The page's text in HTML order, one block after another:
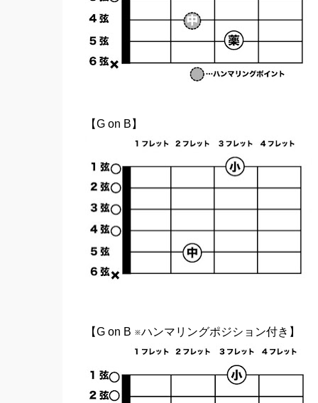
【G on B】
【G on B ※ハンマリングポジション付き】